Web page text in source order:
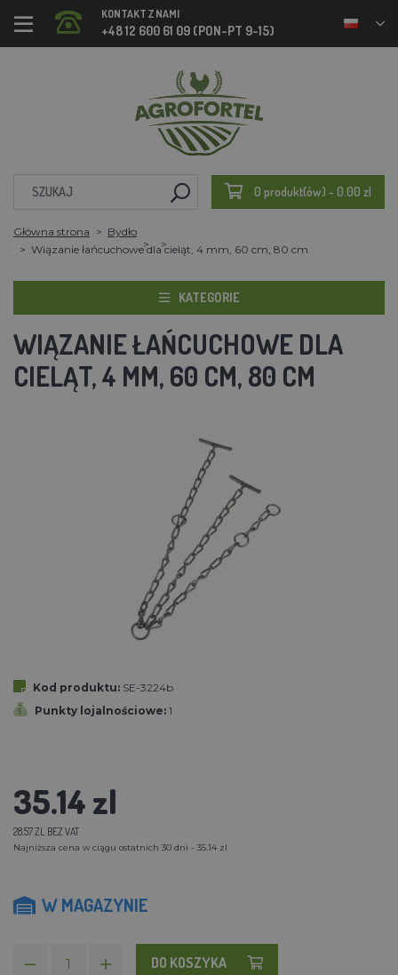
KONTAKT Z NAMI
+48 12 600 61 09 (PON-PT 9-15)
0 produkt(ów) - 0.00 zl
Główna strona
Bydło
Wiązanie łańcuchowe dla cieląt, 4 mm, 60 cm, 80 cm
KATEGORIE
WIĄZANIE ŁAŃCUCHOWE DLA
CIELĄT, 4 MM, 60 CM, 80 CM
Kod produktu: SE-3224b
Punkty lojalnościowe: 1
35.14 zl
28.57 ZL BEZ VAT
Najniższa cena w ciągu ostatnich 30 dni - 35.14 zl
W MAGAZYNIE
DO KOSZYKA